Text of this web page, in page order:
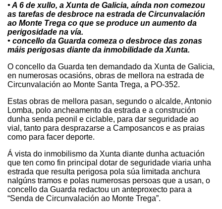
• A 6 de xullo, a Xunta de Galicia, aínda non comezou
as tarefas de desbroce na estrada de Circunvalación
ao Monte Trega co que se produce un aumento da
perigosidade na vía.
• concello da Guarda comeza o desbroce das zonas
máis perigosas diante da inmobilidade da Xunta.
O concello da Guarda ten demandado da Xunta de Galicia,
en numerosas ocasións, obras de mellora na estrada de
Circunvalación ao Monte Santa Trega, a PO-352.
Estas obras de mellora pasan, segundo o alcalde, Antonio
Lomba, polo ancheamento da estrada e a construción
dunha senda peonil e ciclable, para dar seguridade ao
vial, tanto para desprazarse a Camposancos e as praias
como para facer deporte.
Á vista do inmobilismo da Xunta diante dunha actuación
que ten como fin principal dotar de seguridade viaria unha
estrada que resulta perigosa pola súa limitada anchura
nalgúns tramos e polas numerosas persoas que a usan, o
concello da Guarda redactou un anteproxecto para a
“Senda de Circunvalación ao Monte Trega”.